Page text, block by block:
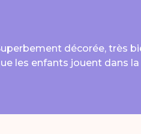
décorée, très
les enfants jouent dans